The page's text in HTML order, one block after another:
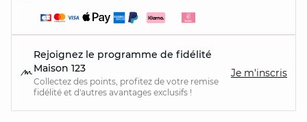
Rejoignez le programme de fidélité
Maison 123
Collectez des points, profitez de votre remise
fidélité et d'autres avantages exclusifs !
Je m'inscris